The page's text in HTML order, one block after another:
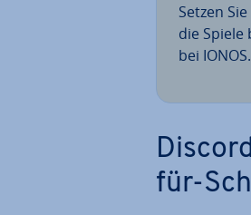
Setzen
die Spiele
bei IONOS.
für-